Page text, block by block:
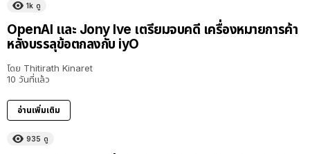
1k ดู
OpenAI และ Jony Ive เตรียมจบคดี เครื่องหมายการค้า
หลังบรรลุข้อตกลงกับ iyO
โดย Thitirath Kinaret
10 วันที่แล้ว
อ่านเพิ่มเติม
935 ดู